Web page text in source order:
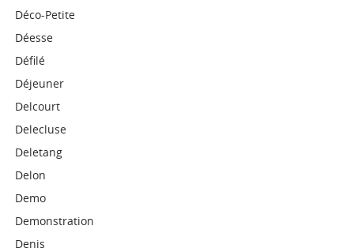
Déco-Petite
Déesse
Défilé
Déjeuner
Delcourt
Delecluse
Deletang
Delon
Demo
Demonstration
Denis